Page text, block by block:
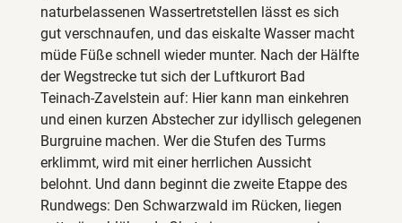
naturbelassenen Wassertretstellen lässt es sich
gut verschnaufen, und das eiskalte Wasser macht
müde Füße schnell wieder munter. Nach der Hälfte
der Wegstrecke tut sich der Luftkurort Bad
Teinach-Zavelstein auf: Hier kann man einkehren
und einen kurzen Abstecher zur idyllisch gelegenen
Burgruine machen. Wer die Stufen des Turms
erklimmt, wird mit einer herrlichen Aussicht
belohnt. Und dann beginnt die zweite Etappe des
Rundwegs: Den Schwarzwald im Rücken, liegen